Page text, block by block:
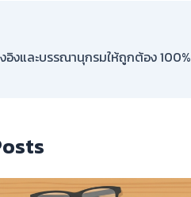
อิงและบรรณานุกรมให้ถูกต้อง 100%